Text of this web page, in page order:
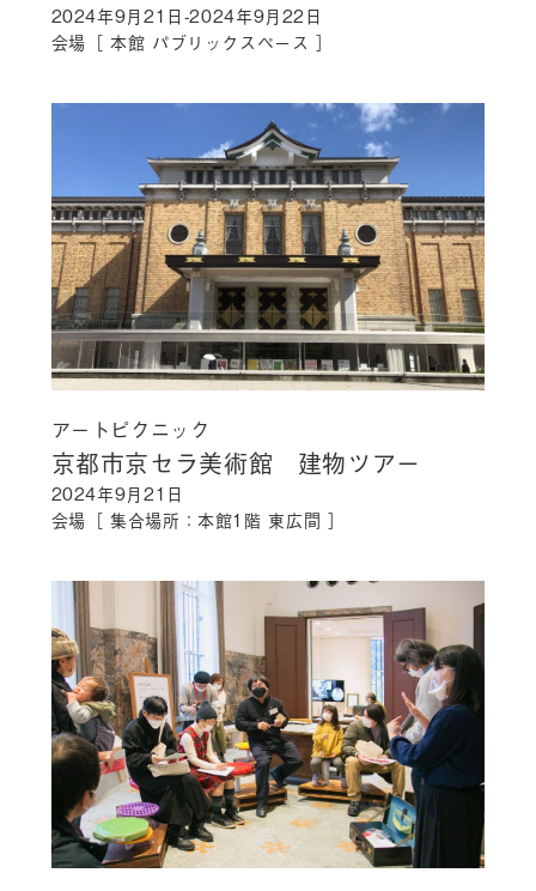
2024年9月21日-2024年9月22日
会場［ 本館 パブリックスペース ］
アートピクニック
京都市京セラ美術館 建物ツアー
2024年9月21日
会場［ 集合場所：本館1階 東広間 ］